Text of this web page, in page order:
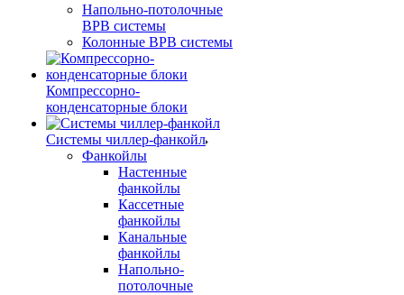
Напольно-потолочные
ВРВ системы
Колонные ВРВ системы
Компрессорно-
конденсаторные блоки
Системы чиллер-фанкойл
Фанкойлы
Настенные
фанкойлы
Кассетные
фанкойлы
Канальные
фанкойлы
Напольно-
потолочные